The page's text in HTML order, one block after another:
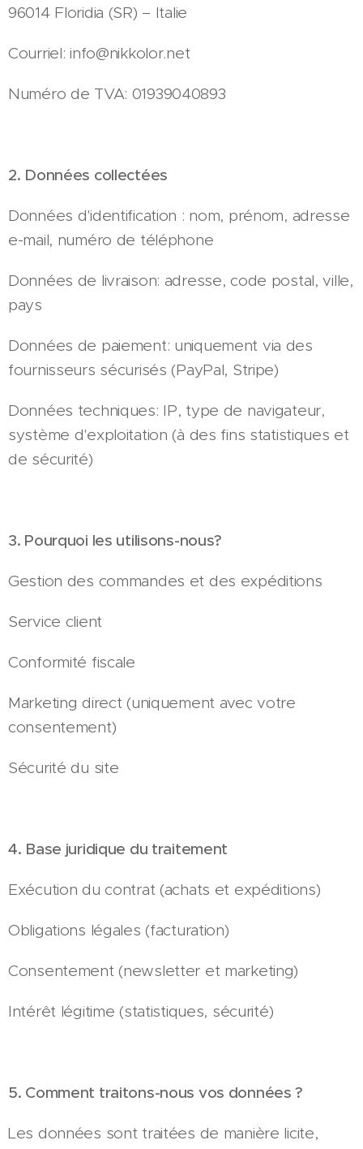
96014 Floridia (SR) – Italie
Courriel: info@nikkolor.net
Numéro de TVA: 01939040893
2. Données collectées
Données d'identification : nom, prénom, adresse
e-mail, numéro de téléphone
Données de livraison: adresse, code postal, ville,
pays
Données de paiement: uniquement via des
fournisseurs sécurisés (PayPal, Stripe)
Données techniques: IP, type de navigateur,
système d'exploitation (à des fins statistiques et
de sécurité)
3. Pourquoi les utilisons-nous?
Gestion des commandes et des expéditions
Service client
Conformité fiscale
Marketing direct (uniquement avec votre
consentement)
Sécurité du site
4. Base juridique du traitement
Exécution du contrat (achats et expéditions)
Obligations légales (facturation)
Consentement (newsletter et marketing)
Intérêt légitime (statistiques, sécurité)
5. Comment traitons-nous vos données ?
Les données sont traitées de manière licite,